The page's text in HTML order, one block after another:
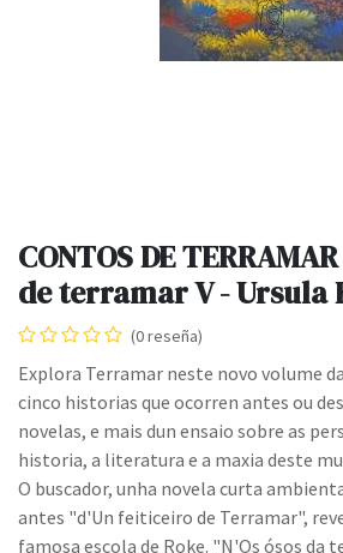
CONTOS DE
de terramar V - Ursula
(0 reseña)
Explora Terramar neste novo volume
cinco historias que ocorren antes ou
novelas, e mais dun ensaio sobre as
historia, a literatura e a maxia deste
O buscador, unha novela curta
antes "d'Un feiticeiro de Terramar",
famosa escola de Roke. "N'Os ósos da